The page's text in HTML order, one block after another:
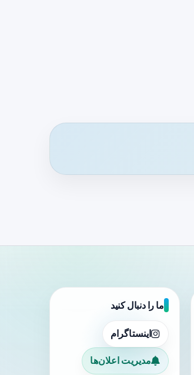
ما را دنبال کنید
اینستاگرام
مدیریت اعلان‌ها